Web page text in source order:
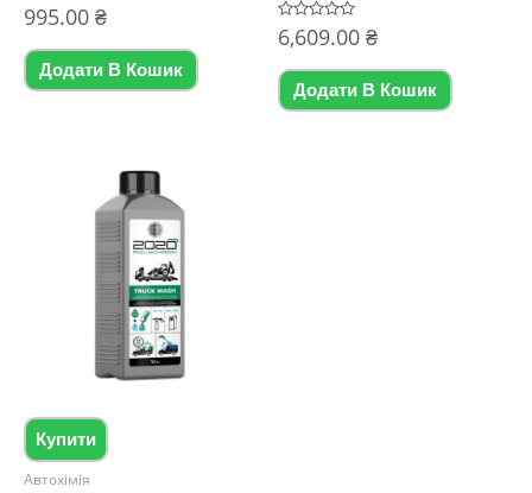
Оцінено
в
з
995.00 ₴
Додати В Кошик
Оцінено
в
з
6,609.00 ₴
Додати В Кошик
Купити
Автохімія